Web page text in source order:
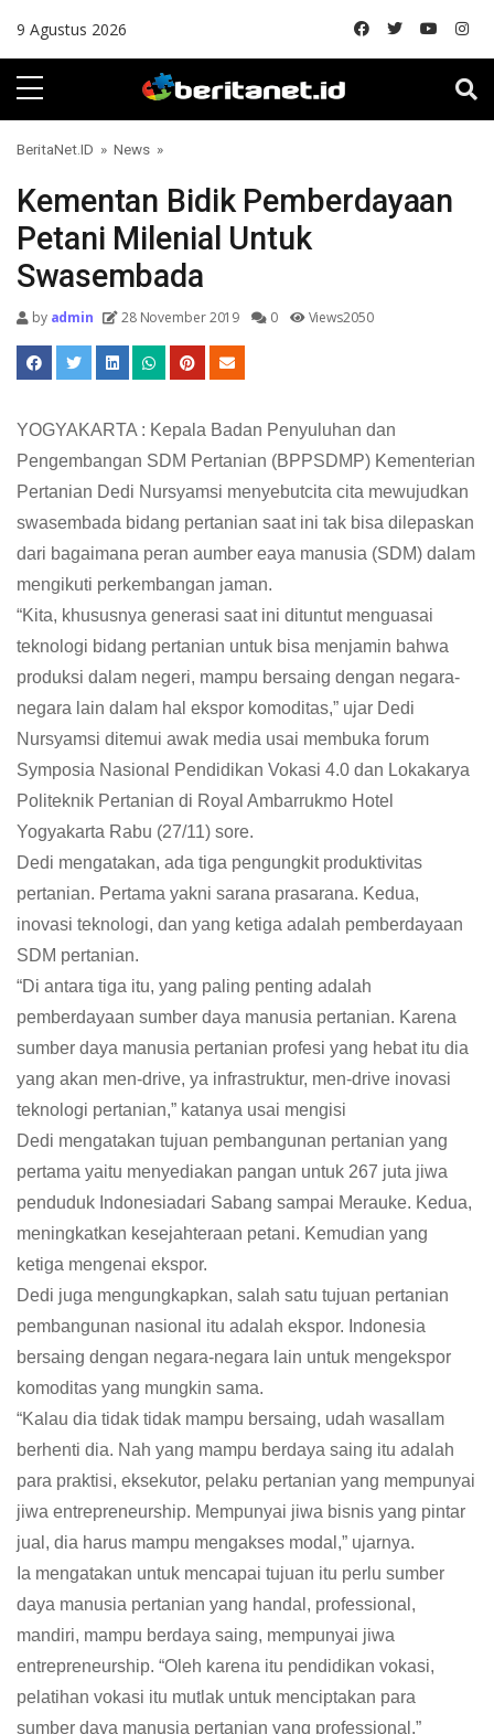
9 Agustus 2026
BeritaNet.ID » News »
Kementan Bidik Pemberdayaan
Petani Milenial Untuk
Swasembada
byadmin 28 November 2019 0 Views2050
YOGYAKARTA : Kepala Badan Penyuluhan dan
Pengembangan SDM Pertanian (BPPSDMP) Kementerian
Pertanian Dedi Nursyamsi menyebutcita cita mewujudkan
swasembada bidang pertanian saat ini tak bisa dilepaskan
dari bagaimana peran aumber eaya manusia (SDM) dalam
mengikuti perkembangan jaman.
“Kita, khususnya generasi saat ini dituntut menguasai
teknologi bidang pertanian untuk bisa menjamin bahwa
produksi dalam negeri, mampu bersaing dengan negara-
negara lain dalam hal ekspor komoditas,” ujar Dedi
Nursyamsi ditemui awak media usai membuka forum
Symposia Nasional Pendidikan Vokasi 4.0 dan Lokakarya
Politeknik Pertanian di Royal Ambarrukmo Hotel
Yogyakarta Rabu (27/11) sore.
Dedi mengatakan, ada tiga pengungkit produktivitas
pertanian. Pertama yakni sarana prasarana. Kedua,
inovasi teknologi, dan yang ketiga adalah pemberdayaan
SDM pertanian.
“Di antara tiga itu, yang paling penting adalah
pemberdayaan sumber daya manusia pertanian. Karena
sumber daya manusia pertanian profesi yang hebat itu dia
yang akan men-drive, ya infrastruktur, men-drive inovasi
teknologi pertanian,” katanya usai mengisi
Dedi mengatakan tujuan pembangunan pertanian yang
pertama yaitu menyediakan pangan untuk 267 juta jiwa
penduduk Indonesiadari Sabang sampai Merauke. Kedua,
meningkatkan kesejahteraan petani. Kemudian yang
ketiga mengenai ekspor.
Dedi juga mengungkapkan, salah satu tujuan pertanian
pembangunan nasional itu adalah ekspor. Indonesia
bersaing dengan negara-negara lain untuk mengekspor
komoditas yang mungkin sama.
“Kalau dia tidak tidak mampu bersaing, udah wasallam
berhenti dia. Nah yang mampu berdaya saing itu adalah
para praktisi, eksekutor, pelaku pertanian yang mempunyai
jiwa entrepreneurship. Mempunyai jiwa bisnis yang pintar
jual, dia harus mampu mengakses modal,” ujarnya.
Ia mengatakan untuk mencapai tujuan itu perlu sumber
daya manusia pertanian yang handal, professional,
mandiri, mampu berdaya saing, mempunyai jiwa
entrepreneurship. “Oleh karena itu pendidikan vokasi,
pelatihan vokasi itu mutlak untuk menciptakan para
sumber daya manusia pertanian yang professional,”